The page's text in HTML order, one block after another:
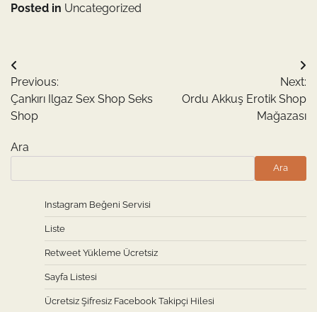
Posted in Uncategorized
Yazı
gezinmesi
Previous:
Çankırı Ilgaz Sex Shop Seks
Shop
Next:
Ordu Akkuş Erotik Shop
Mağazası
Ara
Ara
Instagram Beğeni Servisi
Liste
Retweet Yükleme Ücretsiz
Sayfa Listesi
Ücretsiz Şifresiz Facebook Takipçi Hilesi